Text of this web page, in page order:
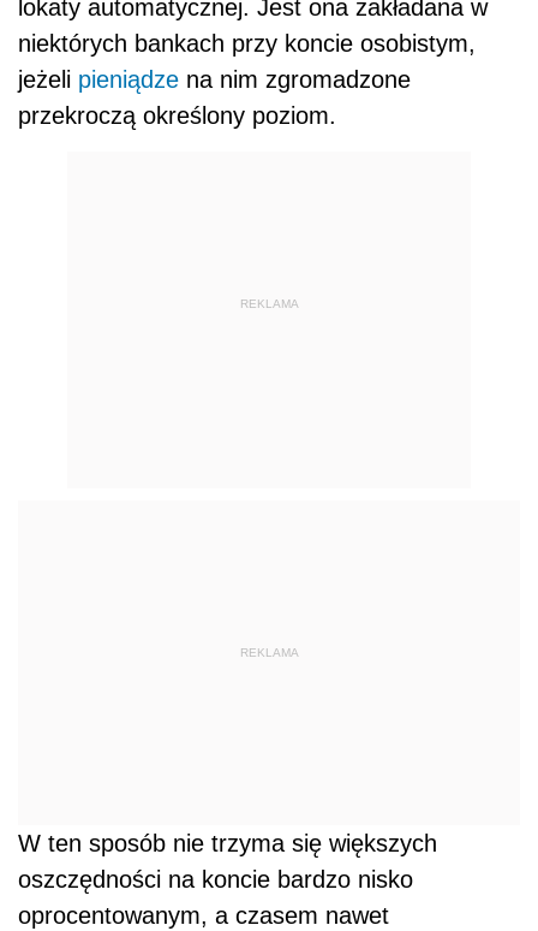
lokaty automatycznej. Jest ona zakładana w
niektórych bankach przy koncie osobistym,
jeżeli pieniądze na nim zgromadzone
przekroczą określony poziom.
REKLAMA
REKLAMA
W ten sposób nie trzyma się większych
oszczędności na koncie bardzo nisko
oprocentowanym, a czasem nawet